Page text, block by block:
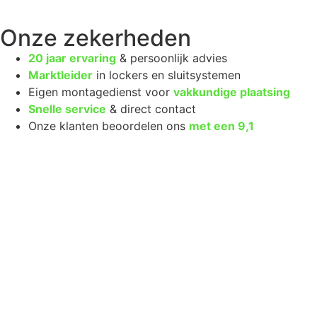
Onze zekerheden
20 jaar ervaring & persoonlijk advies
Marktleider in lockers en sluitsystemen
Eigen montagedienst voor vakkundige plaatsing
Snelle service & direct contact
Onze klanten beoordelen ons met een 9,1